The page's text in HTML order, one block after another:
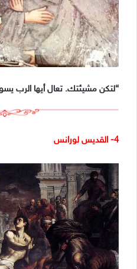
“لتكن مشيئتك. تعال أيها الرب
4- القديس لورانس